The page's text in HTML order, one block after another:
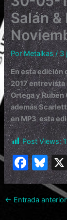
Salán
PorMetalkas/3
En esta edición
2017 entrevista
Ortega y
además
en MP3 esta
Post Views:
F
a
c
e
Bl
u
e
s
← Entrada anterior